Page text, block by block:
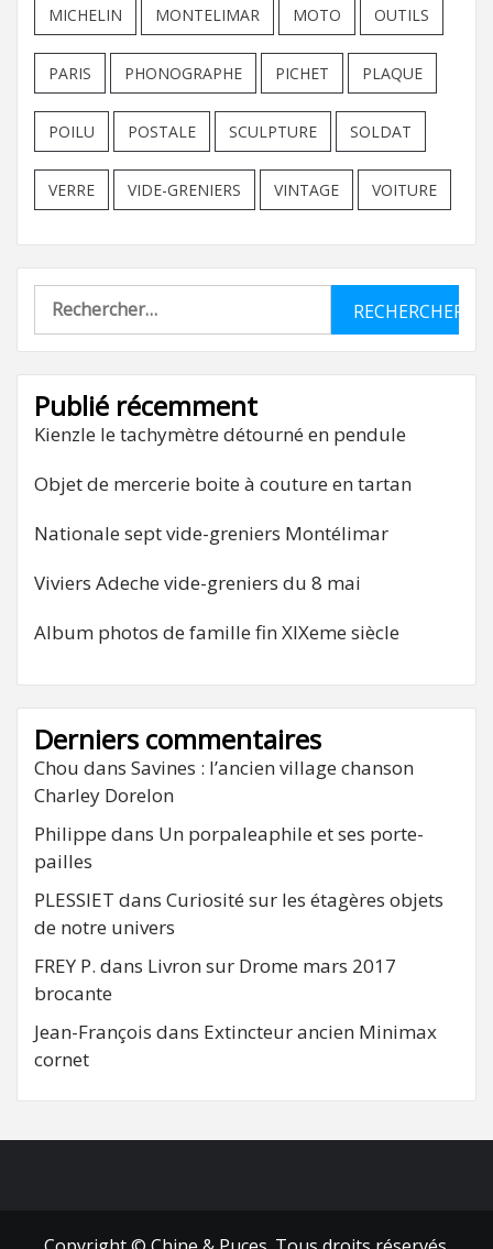
MICHELIN MONTELIMAR MOTO OUTILS
PARIS PHONOGRAPHE PICHET PLAQUE
POILU POSTALE SCULPTURE SOLDAT
VERRE VIDE-GRENIERS VINTAGE VOITURE
Rechercher :
Publié récemment
Kienzle le tachymètre détourné en pendule
Objet de mercerie boite à couture en tartan
Nationale sept vide-greniers Montélimar
Viviers Adeche vide-greniers du 8 mai
Album photos de famille fin XIXeme siècle
Derniers commentaires
Chou dans Savines : l’ancien village chanson
Charley Dorelon
Philippe dans Un porpaleaphile et ses porte-
pailles
PLESSIET dans Curiosité sur les étagères objets
de notre univers
FREY P. dans Livron sur Drome mars 2017
brocante
Jean-François dans Extincteur ancien Minimax
cornet